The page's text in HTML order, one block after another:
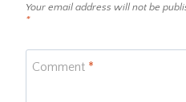
Your email address will not be
*
Comment *